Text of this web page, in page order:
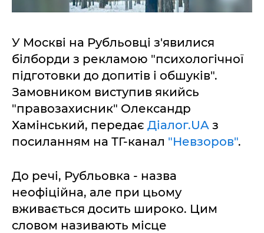
У Москві на Рубльовці з'явилися
білборди з рекламою "психологічної
підготовки до допитів і обшуків".
Замовником виступив якийсь
"правозахисник" Олександр
Хамінський, передає Діалог.UA з
посиланням на ТГ-канал "Невзоров".
До речі, Рубльовка - назва
неофіційна, але при цьому
вживається досить широко. Цим
словом називають місце